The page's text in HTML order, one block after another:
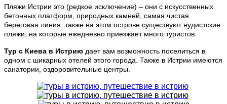
Пляжи Истрии это (редкое исключение) – они с искусственных
бетонных платформ, природных камней, самая чистая
береговая линия, также на этом острове существуют нудистские
пляжи, на которые ежедневно приезжает много туристов.
Тур с Киева в Истрию дает вам возможность поселиться в
одном с шикарных отелей этого города. Также в Истрии имеются
санатории, оздоровительные центры.